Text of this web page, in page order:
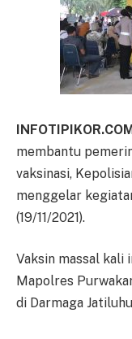
membantu
vaksinasi,
menggelar
(19/11/2021).
Vaksin massal kali
Mapolres
di Darmaga